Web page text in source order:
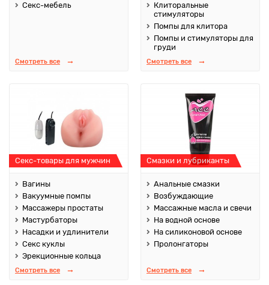
Секс-мебель
Смотреть все
Клиторальные
стимуляторы
Помпы для клитора
Помпы и стимуляторы для
груди
Смотреть все
Секс-товары для мужчин
Вагины
Вакуумные помпы
Массажеры простаты
Мастурбаторы
Насадки и удлинители
Секс куклы
Эрекционные кольца
Смотреть все
Смазки и лубриканты
Анальные смазки
Возбуждающие
Массажные масла и свечи
На водной основе
На силиконовой основе
Пролонгаторы
Смотреть все